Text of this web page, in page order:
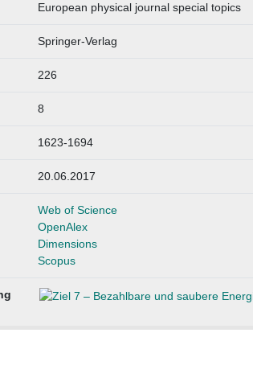
European physical journal special topics
Springer-Verlag
226
8
1623-1694
20.06.2017
Web of Science
OpenAlex
Dimensions
Scopus